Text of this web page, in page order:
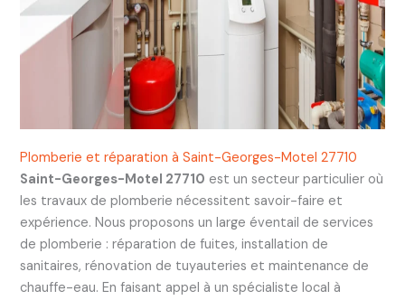
Plomberie et réparation à Saint-Georges-Motel 27710
Saint-Georges-Motel 27710 est un secteur particulier où
les travaux de plomberie nécessitent savoir-faire et
expérience. Nous proposons un large éventail de services
de plomberie : réparation de fuites, installation de
sanitaires, rénovation de tuyauteries et maintenance de
chauffe-eau. En faisant appel à un spécialiste local à